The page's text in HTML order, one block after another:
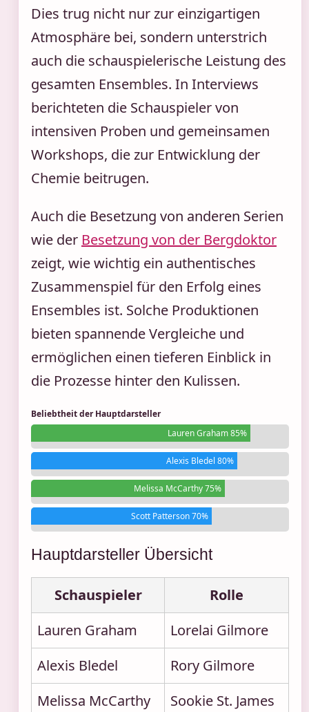
Dies trug nicht nur zur einzigartigen
Atmosphäre bei, sondern unterstrich
auch die schauspielerische Leistung des
gesamten Ensembles. In Interviews
berichteten die Schauspieler von
intensiven Proben und gemeinsamen
Workshops, die zur Entwicklung der
Chemie beitrugen.
Auch die Besetzung von anderen Serien
wie der Besetzung von der Bergdoktor
zeigt, wie wichtig ein authentisches
Zusammenspiel für den Erfolg eines
Ensembles ist. Solche Produktionen
bieten spannende Vergleiche und
ermöglichen einen tieferen Einblick in
die Prozesse hinter den Kulissen.
Beliebtheit der Hauptdarsteller
Lauren Graham 85%
Alexis Bledel 80%
Melissa McCarthy 75%
Scott Patterson 70%
Hauptdarsteller Übersicht
Schauspieler
Rolle
Lauren Graham
Lorelai Gilmore
Alexis Bledel
Rory Gilmore
Melissa McCarthy
Sookie St. James